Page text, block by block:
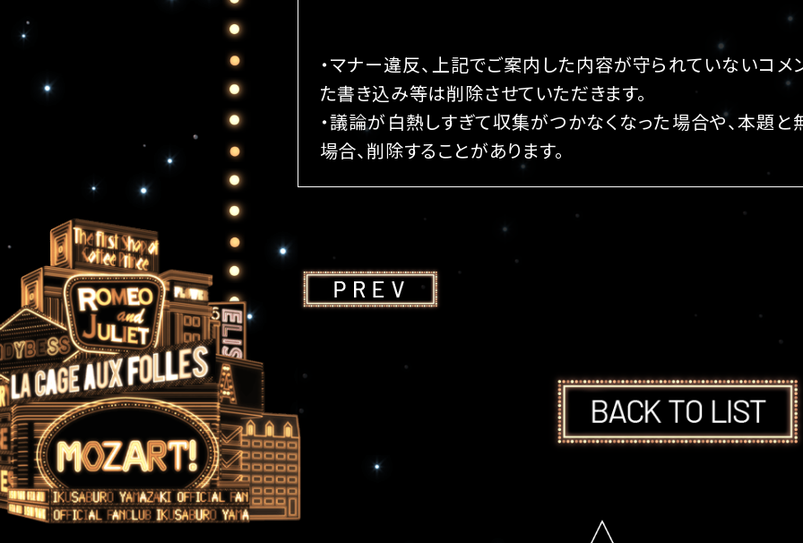
・マナー違反、上記でご案内した内容が守られていないコ
た書き込み等は削除させていただきます。
・議論が白熱しすぎて収集がつかなくなった場合や、本題
場合、削除することがあります。